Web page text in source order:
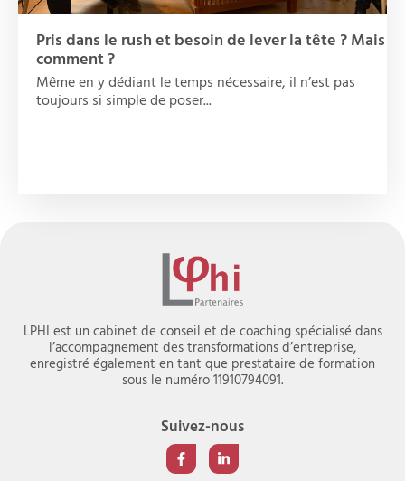
Pris dans le rush et besoin de lever la tête ? Mais
comment ?
Même en y dédiant le temps nécessaire, il n’est pas
toujours si simple de poser...
LPHI est un cabinet de conseil et de coaching spécialisé dans
l’accompagnement des transformations d’entreprise,
enregistré également en tant que prestataire de formation
sous le numéro 11910794091.
Suivez-nous